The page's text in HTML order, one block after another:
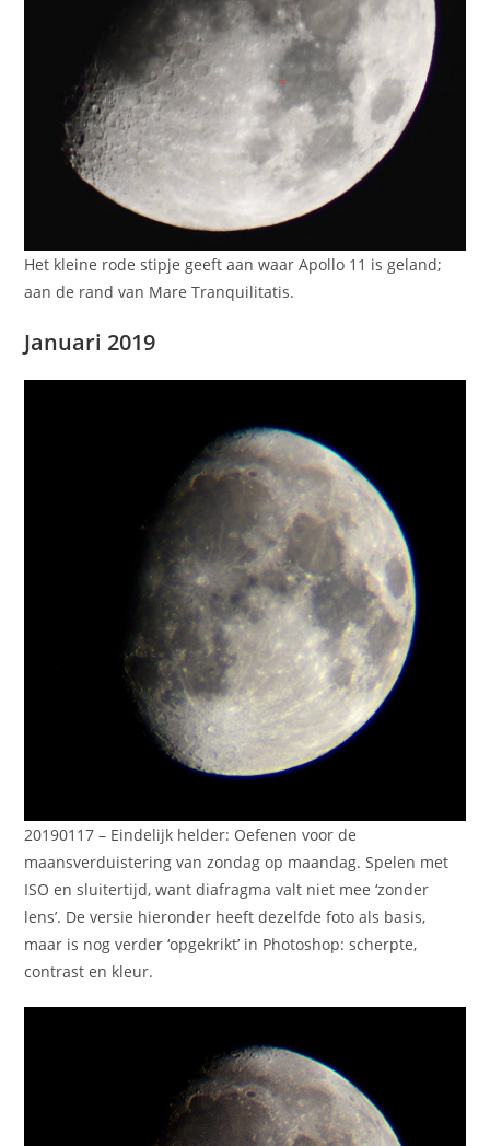
Het kleine rode stipje geeft aan waar Apollo 11 is geland;
aan de rand van Mare Tranquilitatis.
Januari 2019
20190117 – Eindelijk helder: Oefenen voor de
maansverduistering van zondag op maandag. Spelen met
ISO en sluitertijd, want diafragma valt niet mee ‘zonder
lens’. De versie hieronder heeft dezelfde foto als basis,
maar is nog verder ‘opgekrikt’ in Photoshop: scherpte,
contrast en kleur.